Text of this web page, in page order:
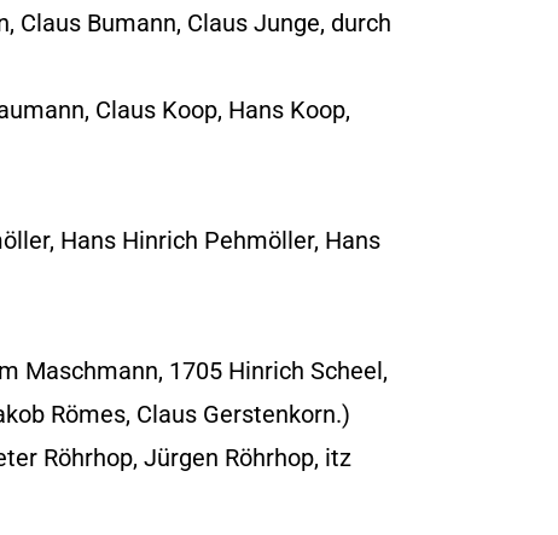
Claus Bumann, Claus Junge, durch
Claus Koop, Hans Koop,
Hans Hinrich Pehmöller, Hans
Maschmann, 1705 Hinrich Scheel,
Römes, Claus Gerstenkorn.)
Röhrhop, Jürgen Röhrhop, itz